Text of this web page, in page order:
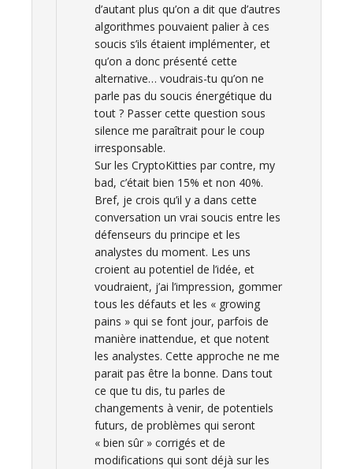
d’autant plus qu’on a dit que d’autres
algorithmes pouvaient palier à ces
soucis s’ils étaient implémenter, et
qu’on a donc présenté cette
alternative… voudrais-tu qu’on ne
parle pas du soucis énergétique du
tout ? Passer cette question sous
silence me paraîtrait pour le coup
irresponsable.
Sur les CryptoKitties par contre, my
bad, c’était bien 15% et non 40%.
Bref, je crois qu’il y a dans cette
conversation un vrai soucis entre les
défenseurs du principe et les
analystes du moment. Les uns
croient au potentiel de l’idée, et
voudraient, j’ai l’impression, gommer
tous les défauts et les « growing
pains » qui se font jour, parfois de
manière inattendue, et que notent
les analystes. Cette approche ne me
parait pas être la bonne. Dans tout
ce que tu dis, tu parles de
changements à venir, de potentiels
futurs, de problèmes qui seront
« bien sûr » corrigés et de
modifications qui sont déjà sur les